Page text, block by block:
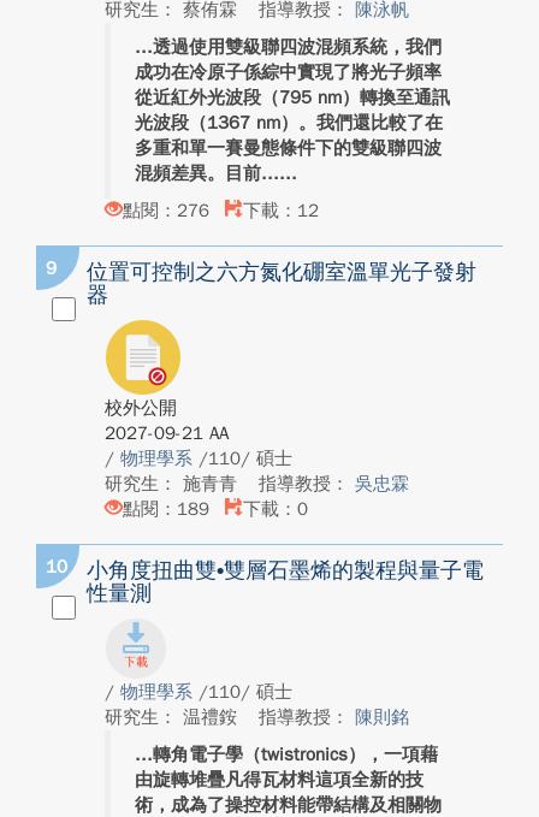
研究生： 蔡侑霖
指導教授： 陳泳帆
透過使用雙級聯四波混頻系統，我們
成功在冷原子係綜中實現了將光子頻率
從近紅外光波段（795 nm）轉換至通訊
光波段（1367 nm）。我們還比較了在
多重和單一賽曼態條件下的雙級聯四波
混頻差異。目前...
點閱：276
下載：12
9
位置可控制之六方氮化硼室溫單光子發射
器
校外公開
2027-09-21 AA
/ 物理學系 /110/ 碩士
研究生： 施青青
指導教授： 吳忠霖
點閱：189
下載：0
10
小角度扭曲雙•雙層石墨烯的製程與量子電
性量測
/ 物理學系 /110/ 碩士
研究生： 温禮銨
指導教授： 陳則銘
轉角電子學（twistronics），一項藉
由旋轉堆疊凡得瓦材料這項全新的技
術，成為了操控材料能帶結構及相關物